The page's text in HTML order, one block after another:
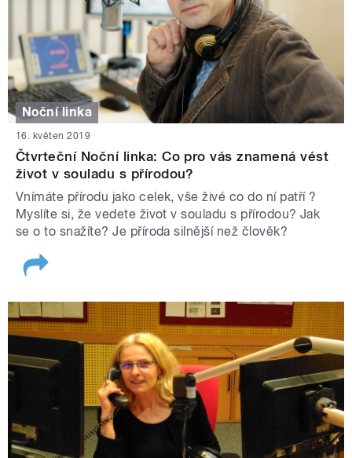
Noční linka
16. květen 2019
Čtvrteční Noční linka: Co pro vás znamená vést
život v souladu s přírodou?
Vnímáte přírodu jako celek, vše živé co do ní patří ?
Myslíte si, že vedete život v souladu s přírodou? Jak
se o to snažíte? Je příroda silnější než člověk?